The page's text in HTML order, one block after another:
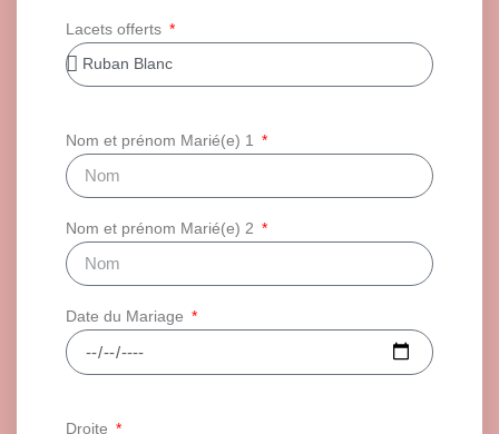
Lacets offerts
Nom et prénom Marié(e) 1
Nom et prénom Marié(e) 2
Date du Mariage
Droite